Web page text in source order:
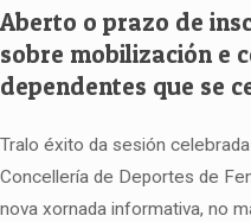
Aberto o prazo de
sobre mobilización e
dependentes que se
Tralo éxito da sesión
Concellería de Deportes de
nova xornada informativa, no